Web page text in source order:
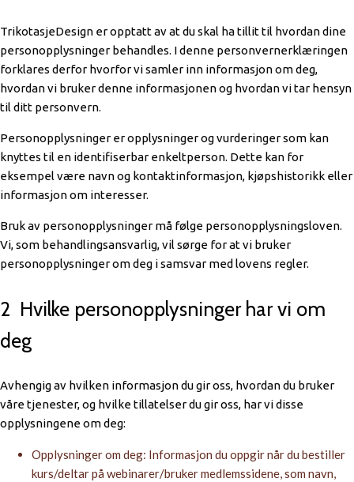
TrikotasjeDesign er opptatt av at du skal ha tillit til hvordan dine
personopplysninger behandles. I denne personvernerklæringen
forklares derfor hvorfor vi samler inn informasjon om deg,
hvordan vi bruker denne informasjonen og hvordan vi tar hensyn
til ditt personvern.
Personopplysninger er opplysninger og vurderinger som kan
knyttes til en identifiserbar enkeltperson. Dette kan for
eksempel være navn og kontaktinformasjon, kjøpshistorikk eller
informasjon om interesser.
Bruk av personopplysninger må følge personopplysningsloven.
Vi, som behandlingsansvarlig, vil sørge for at vi bruker
personopplysninger om deg i samsvar med lovens regler.
2 Hvilke personopplysninger har vi om
deg
Avhengig av hvilken informasjon du gir oss, hvordan du bruker
våre tjenester, og hvilke tillatelser du gir oss, har vi disse
opplysningene om deg:
Opplysninger om deg: Informasjon du oppgir når du bestiller
kurs/deltar på webinarer/bruker medlemssidene, som navn,